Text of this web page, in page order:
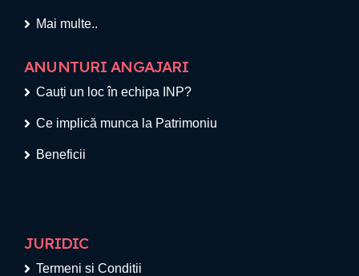
Mai multe..
ANUNTURI ANGAJARI
Cauți un loc în echipa INP?
Ce implică munca la Patrimoniu
Beneficii
JURIDIC
Termeni si Conditii